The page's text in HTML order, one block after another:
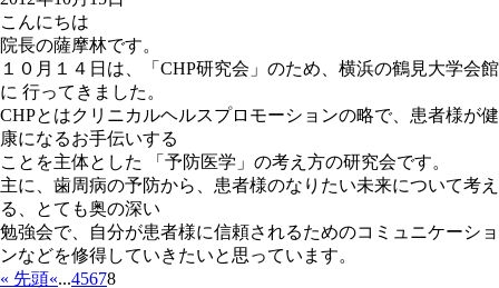
こんにちは
院長の薩摩林です。
１０月１４日は、「CHP研究会」のため、横浜の鶴見大学会館
に 行ってきました。
CHPとはクリニカルヘルスプロモーションの略で、患者様が健
康になるお手伝いする
ことを主体とした 「予防医学」の考え方の研究会です。
主に、歯周病の予防から、患者様のなりたい未来について考え
る、とても奥の深い
勉強会で、自分が患者様に信頼されるためのコミュニケーショ
ンなどを修得していきたいと思っています。
« 先頭«...45678